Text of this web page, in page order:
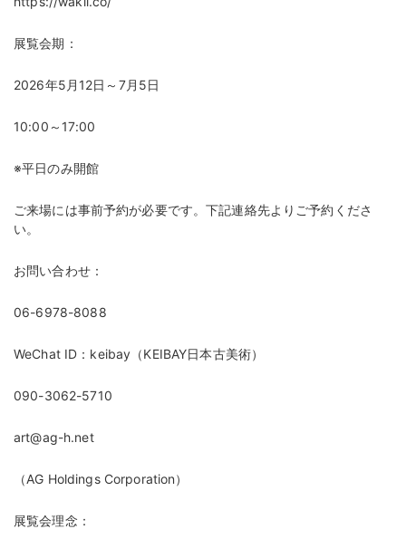
展覧会期：
2026年5月12日～7月5日
10:00～17:00
※平日のみ開館
ご来場には事前予約が必要です。下記連絡先よりご予約くださ
い。
お問い合わせ：
06-6978-8088
WeChat ID：keibay（KEIBAY日本古美術）
090-3062-5710
art@ag-h.net
（AG Holdings Corporation）
展覧会理念：